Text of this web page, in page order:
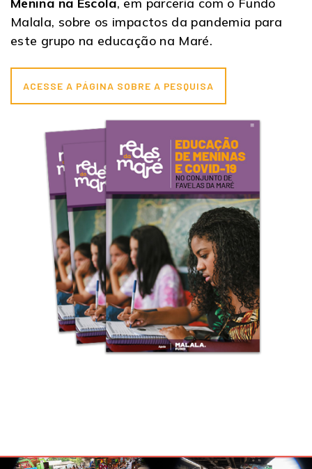
Menina na Escola, em parceria com o Fundo
Malala, sobre os impactos da pandemia para
este grupo na educação na Maré.
ACESSE A PÁGINA SOBRE A PESQUISA